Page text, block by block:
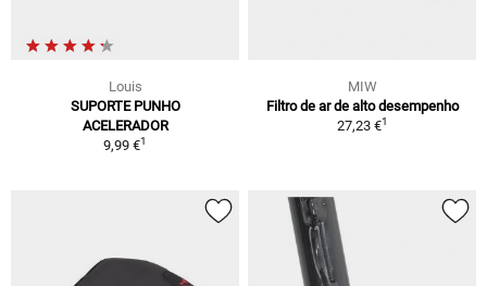
Louis
SUPORTE PUNHO
ACELERADOR
9,99 €1
MIW
Filtro de ar de alto desempenho
27,23 €1